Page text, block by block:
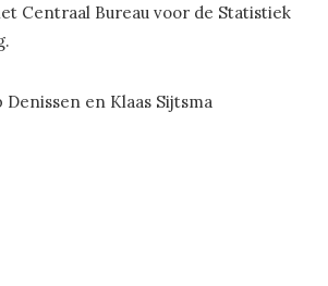
Centraal Bureau voor de Statistiek
Denissen en Klaas Sijtsma